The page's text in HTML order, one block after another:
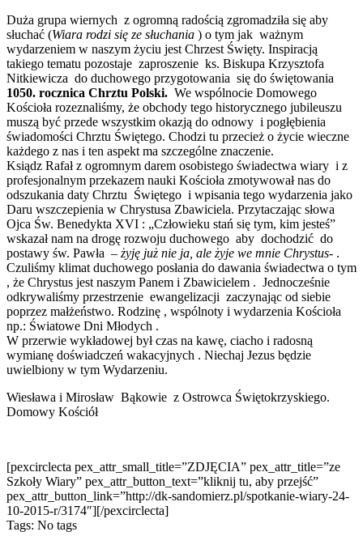
Duża grupa wiernych z ogromną radością zgromadziła się aby
słuchać (Wiara rodzi się ze słuchania ) o tym jak ważnym
wydarzeniem w naszym życiu jest Chrzest Święty. Inspiracją
takiego tematu pozostaje zaproszenie ks. Biskupa Krzysztofa
Nitkiewicza do duchowego przygotowania się do świętowania
1050. rocznica Chrztu Polski. We wspólnocie Domowego
Kościoła rozeznaliśmy, że obchody tego historycznego jubileuszu
muszą być przede wszystkim okazją do odnowy i pogłębienia
świadomości Chrztu Świętego. Chodzi tu przecież o życie wieczne
każdego z nas i ten aspekt ma szczególne znaczenie.
Ksiądz Rafał z ogromnym darem osobistego świadectwa wiary i z
profesjonalnym przekazem nauki Kościoła zmotywował nas do
odszukania daty Chrztu Świętego i wpisania tego wydarzenia jako
Daru wszczepienia w Chrystusa Zbawiciela. Przytaczając słowa
Ojca Św. Benedykta XVI : „Człowieku stań się tym, kim jesteś”
wskazał nam na drogę rozwoju duchowego aby dochodzić do
postawy św. Pawła – żyję już nie ja, ale żyje we mnie Chrystus- .
Czuliśmy klimat duchowego posłania do dawania świadectwa o tym
, że Chrystus jest naszym Panem i Zbawicielem . Jednocześnie
odkrywaliśmy przestrzenie ewangelizacji zaczynając od siebie
poprzez małżeństwo. Rodzinę , wspólnoty i wydarzenia Kościoła
np.: Światowe Dni Młodych .
W przerwie wykładowej był czas na kawę, ciacho i radosną
wymianę doświadczeń wakacyjnych . Niechaj Jezus będzie
uwielbiony w tym Wydarzeniu.
Wiesława i Mirosław Bąkowie z Ostrowca Świętokrzyskiego.
Domowy Kościół
[pexcirclecta pex_attr_small_title=”ZDJĘCIA” pex_attr_title=”ze
Szkoły Wiary” pex_attr_button_text=”kliknij tu, aby przejść”
pex_attr_button_link=”http://dk-sandomierz.pl/spotkanie-wiary-24-
10-2015-r/3174″][/pexcirclecta]
Tags: No tags